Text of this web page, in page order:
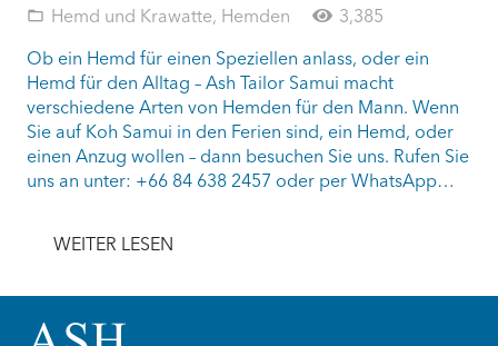
folder_open Hemd und Krawatte, Hemden
3,385
Ob ein Hemd für einen Speziellen anlass, oder ein
Hemd für den Alltag – Ash Tailor Samui macht
verschiedene Arten von Hemden für den Mann. Wenn
Sie auf Koh Samui in den Ferien sind, ein Hemd, oder
einen Anzug wollen – dann besuchen Sie uns. Rufen Sie
uns an unter: +66 84 638 2457 oder per WhatsApp…
WEITER LESEN